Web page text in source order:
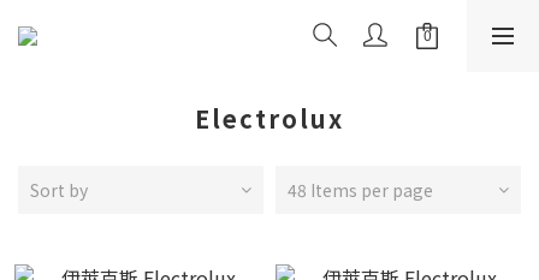
Electrolux
Sort by 48 Items per page